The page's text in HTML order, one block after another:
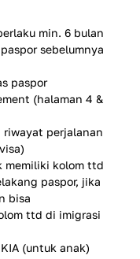
min. 6 bulan
sebelumnya
paspor
(halaman 4 &
riwayat perjalanan
memiliki kolom ttd
paspor, jika
bisa
ttd di imigrasi
(untuk anak)